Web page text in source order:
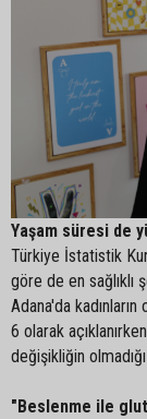
Yaşam süresi de
Türkiye İstatistik
göre de en sağlıklı
Adana'da
6 olarak
değişikliğin
"Beslenme ile